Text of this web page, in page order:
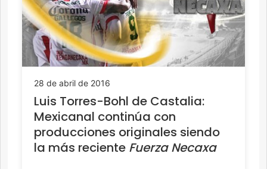
28 de abril de 2016
Luis Torres-Bohl de Castalia:
Mexicanal continúa con
producciones originales siendo
la más reciente Fuerza Necaxa